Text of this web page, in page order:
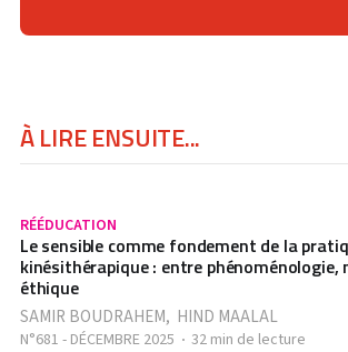
À LIRE ENSUITE...
RÉÉDUCATION
Le sensible comme fondement de la
kinésithérapique : entre phénoménologie,
éthique
SAMIR BOUDRAHEM, HIND MAALAL
N°681 - DÉCEMBRE 2025 32 min de lecture